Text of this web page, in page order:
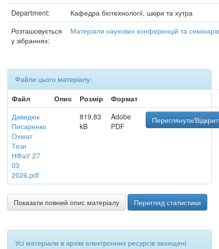
Department:
Кафедра біотехнології, шкіри та хутра
Розташовується
у зібраннях:
Матеріали наукових конференцій та семінарів
Файли цього матеріалу:
Файл
Опис Розмір
Формат
Давидюк
Писаренко
Охмат
Тези
НФаУ 27
03
2026.pdf
819,83
kB
Adobe
PDF
Переглянути/
Показати повний опис матеріалу Перегляд статистики
Усі матеріали в архіві електронних ресурсів захищені